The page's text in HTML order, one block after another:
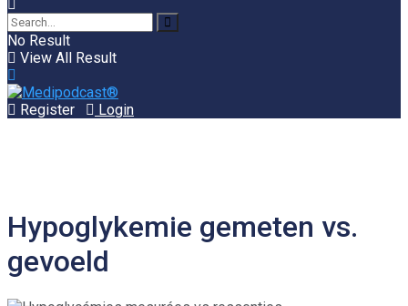
No Result
View All Result
Register Login
Hypoglykemie gemeten vs.
gevoeld